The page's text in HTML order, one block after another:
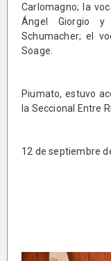
Carlomagno; la
Ángel Giorgio y
Schumacher; el
Soage.
Piumato, estuvo
la Seccional Entre
12 de septiembre